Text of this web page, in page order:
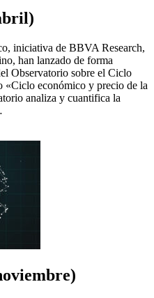
iniciativa de BBVA Research,
han lanzado de forma
Observatorio sobre el Ciclo
«Ciclo económico y precio de la
analiza y cuantifica la